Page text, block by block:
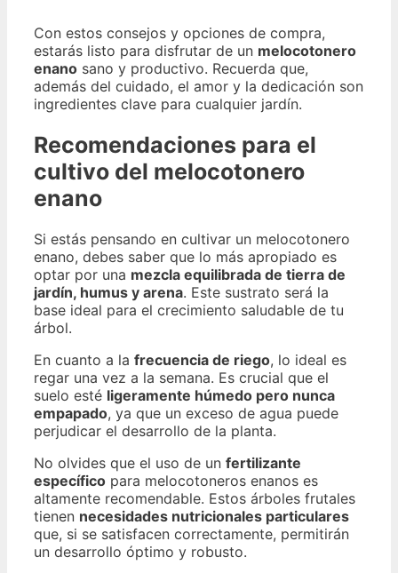
Con estos consejos y opciones de compra,
estarás listo para disfrutar de un melocotonero
enano sano y productivo. Recuerda que,
además del cuidado, el amor y la dedicación son
ingredientes clave para cualquier jardín.
Recomendaciones para el
cultivo del melocotonero
enano
Si estás pensando en cultivar un melocotonero
enano, debes saber que lo más apropiado es
optar por una mezcla equilibrada de tierra de
jardín, humus y arena. Este sustrato será la
base ideal para el crecimiento saludable de tu
árbol.
En cuanto a la frecuencia de riego, lo ideal es
regar una vez a la semana. Es crucial que el
suelo esté ligeramente húmedo pero nunca
empapado, ya que un exceso de agua puede
perjudicar el desarrollo de la planta.
No olvides que el uso de un fertilizante
específico para melocotoneros enanos es
altamente recomendable. Estos árboles frutales
tienen necesidades nutricionales particulares
que, si se satisfacen correctamente, permitirán
un desarrollo óptimo y robusto.